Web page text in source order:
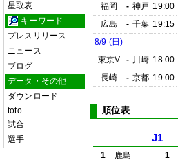
星取表
キーワード
プレスリリース
ニュース
ブログ
データ・その他
ダウンロード
toto
試合
選手
福岡
- 神戸 19:00
広島
- 千葉 19:15
8/9 (日)
東京V
- 川崎 18:00
長崎
- 京都 19:00
順位表
J1
1 鹿島 1